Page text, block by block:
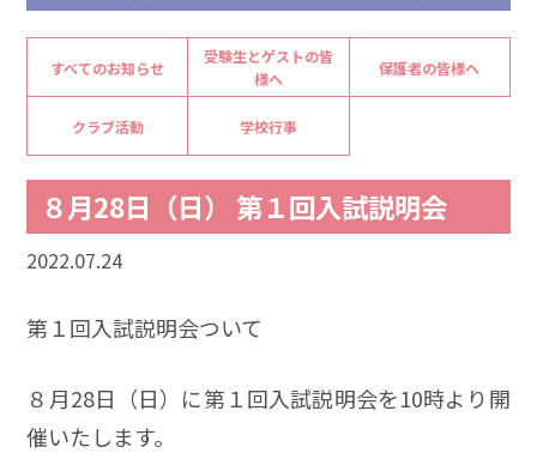
すべてのお知らせ
受験生とゲストの皆
様へ
保護者の皆様へ
クラブ活動 学校行事
８月28日（日） 第１回入試説明会
2022.07.24
第１回入試説明会ついて
８月28日（日）に第１回入試説明会を10時より開
催いたします。